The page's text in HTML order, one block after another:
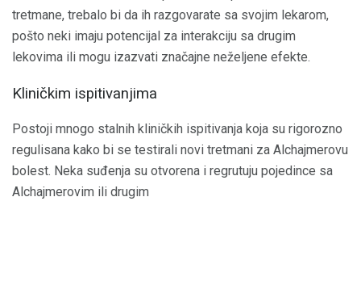
tretmane, trebalo bi da ih razgovarate sa svojim lekarom,
pošto neki imaju potencijal za interakciju sa drugim
lekovima ili mogu izazvati značajne neželjene efekte.
Kliničkim ispitivanjima
Postoji mnogo stalnih kliničkih ispitivanja koja su rigorozno
regulisana kako bi se testirali novi tretmani za Alchajmerovu
bolest. Neka suđenja su otvorena i regrutuju pojedince sa
Alchajmerovim ili drugim